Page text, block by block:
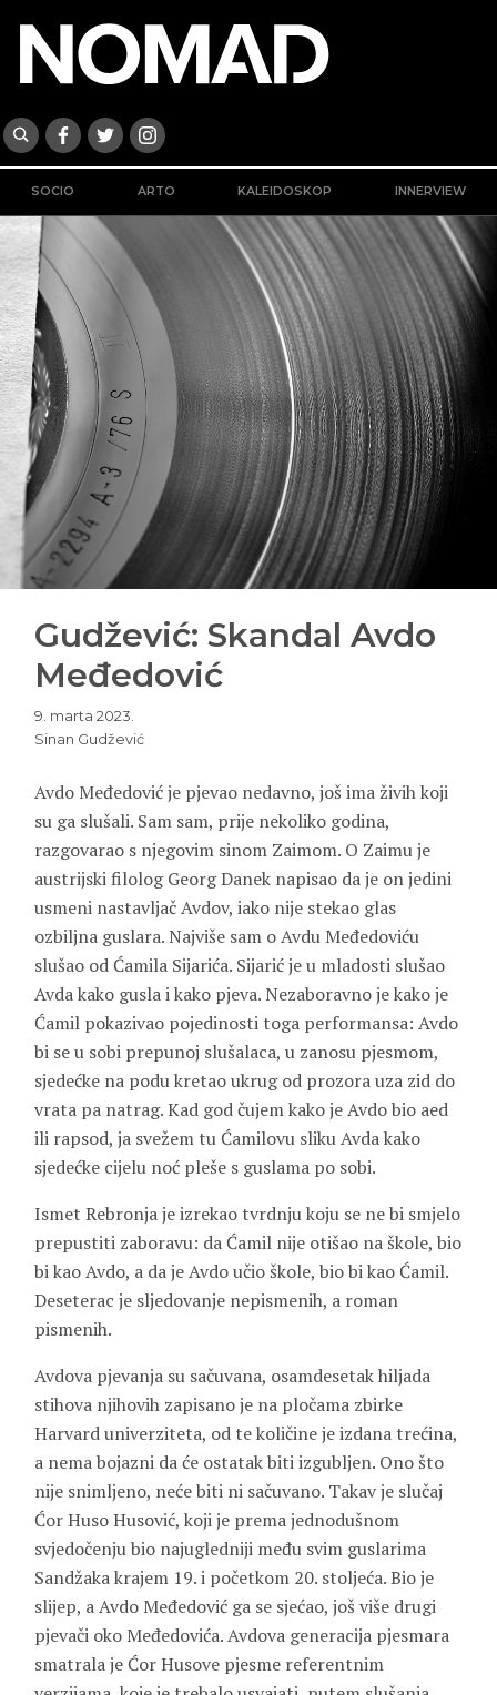
SOCIO ARTO KALEIDOSKOP INNERVIEW
Gudžević: Skandal Avdo
Međedović
9. marta 2023.
Sinan Gudžević
Avdo Međedovićje pjevao nedavno, još ima živih koji
su ga slušali. Sam sam, prije nekoliko godina,
razgovarao s njegovim sinom Zaimom. O Zaimu je
austrijski filologGeorg Danek napisao da je on jedini
usmeni nastavljač Avdov, iako nije stekao glas
ozbiljna guslara. Najviše sam o Avdu Međedoviću
slušao odĆamila Sijarića. Sijarić je u mladosti slušao
Avda kako gusla i kako pjeva. Nezaboravno je kako je
Ćamil pokazivao pojedinosti toga performansa: Avdo
bi se u sobi prepunoj slušalaca, u zanosu pjesmom,
sjedećke na podu kretao ukrug od prozora uza zid do
vrata pa natrag. Kad god čujem kako je Avdo bio aed
ili rapsod, ja svežem tu Ćamilovu sliku Avda kako
sjedećke cijelu noć pleše s guslama po sobi.
Ismet Rebronjaje izrekao tvrdnju koju se ne bi smjelo
prepustiti zaboravu: da Ćamil nije otišao na škole, bio
bi kao Avdo, a da je Avdo učio škole, bio bi kao Ćamil.
Deseterac je sljedovanje nepismenih, a roman
pismenih.
Avdova pjevanja su sačuvana, osamdesetak hiljada
stihova njihovih zapisano je na pločama zbirke
Harvard univerziteta, od te količine je izdana trećina,
a nema bojazni da će ostatak biti izgubljen. Ono što
nije snimljeno, neće biti ni sačuvano. Takav je slučaj
Ćor Huso Husović, koji je prema jednodušnom
svjedočenju bio najugledniji među svim guslarima
Sandžaka krajem 19. i početkom 20. stoljeća. Bio je
slijep, a Avdo Međedović ga se sjećao, još više drugi
pjevači oko Međedovića. Avdova generacija pjesmara
smatrala je Ćor Husove pjesme referentnim